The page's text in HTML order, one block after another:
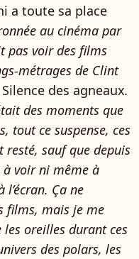
a toute sa place
au cinéma par
pas voir des films
métrages de Clint
des agneaux.
des moments que
tout ce suspense, ces
resté, sauf que depuis
à voir ni même à
Ça ne
films, mais je me
les oreilles durant ces
des polars, les